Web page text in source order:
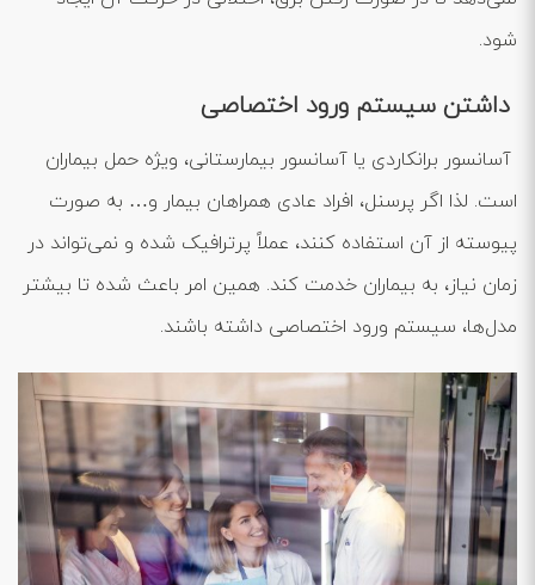
شود.
داشتن سیستم ورود اختصاصی
آسانسور برانکاردی یا آسانسور بیمارستانی، ویژه حمل بیماران
است. لذا اگر پرسنل، افراد عادی همراهان بیمار و… به صورت
پیوسته از آن استفاده کنند، عملاً پرترافیک شده و نمی‌تواند در
زمان نیاز، به بیماران خدمت کند. همین امر باعث شده تا بیشتر
مدل‌ها، سیستم ورود اختصاصی داشته باشند.